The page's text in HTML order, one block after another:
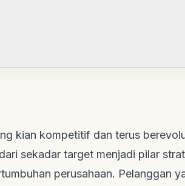
kian kompetitif dan terus
sekadar target menjadi pilar
perusahaan. Pelanggan